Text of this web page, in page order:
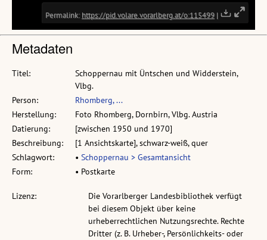
Metadaten
Titel:
Schoppernau mit Üntschen und Widderstein,
Vlbg.
Person:
Rhomberg, ...
Herstellung:
Foto Rhomberg, Dornbirn, Vlbg. Austria
Datierung:
[zwischen 1950 und 1970]
Beschreibung:
[1 Ansichtskarte], schwarz-weiß, quer
Schlagwort:
• Schoppernau > Gesamtansicht
Form:
• Postkarte
Lizenz:
Die Vorarlberger Landesbibliothek verfügt
bei diesem Objekt über keine
urheberrechtlichen Nutzungsrechte. Rechte
Dritter (z. B. Urheber-, Persönlichkeits- oder